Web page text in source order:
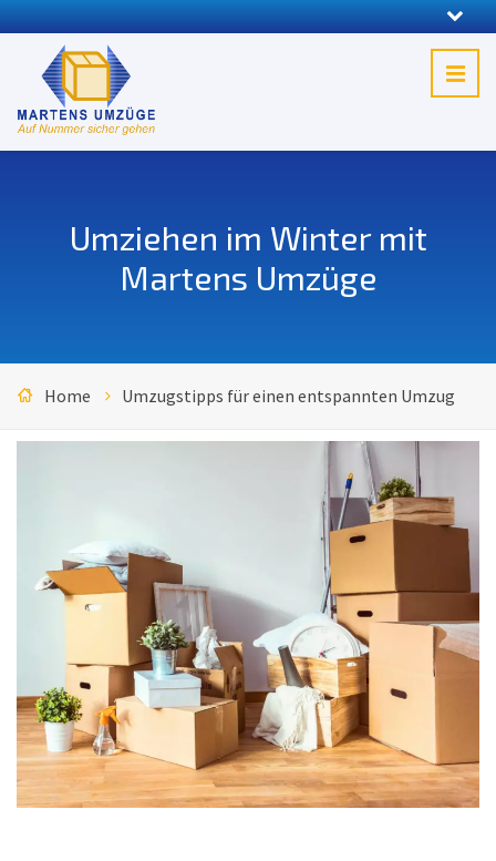
Umziehen im Winter mit
Martens Umzüge
Home Umzugstipps für einen entspannten Umzug